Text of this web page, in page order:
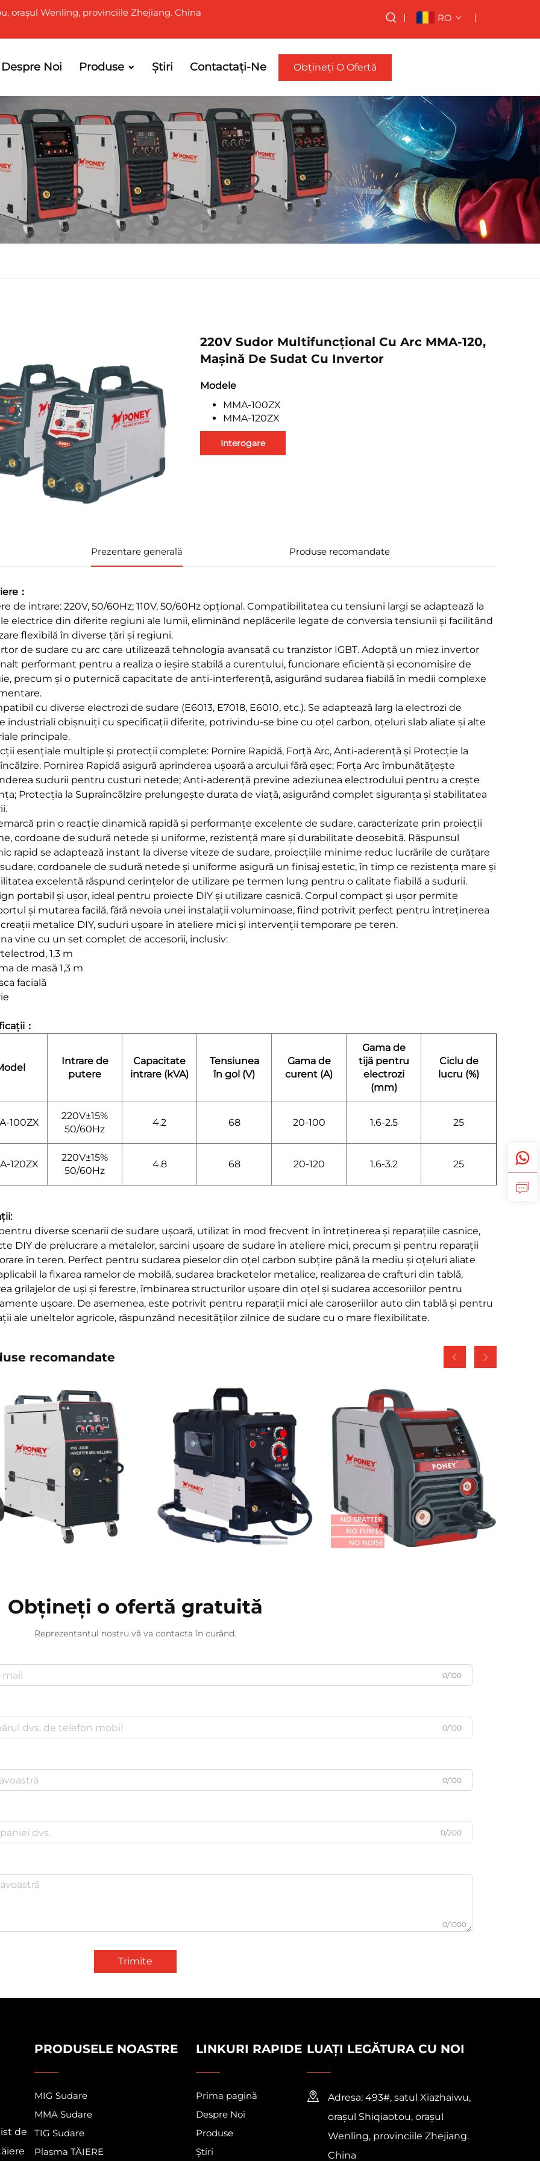
orașul Wenling, provinciile Zhejiang. China RO
Despre Noi Produse Știri Contactați-Ne Obțineți O Ofertă
220V Sudor Multifuncțional Cu Arc MMA-120,
Mașină De Sudat Cu Invertor
Modele
MMA-100ZX
MMA-120ZX
Interogare
Prezentare generală Produse recomandate
：
de intrare: 220V, 50/60Hz; 110V, 50/60Hz opțional. Compatibilitatea cu tensiuni largi se adaptează la
electrice din diferite regiuni ale lumii, eliminând neplăcerile legate de conversia tensiunii și facilitând
flexibilă în diverse țări și regiuni.
de sudare cu arc care utilizează tehnologia avansată cu tranzistor IGBT. Adoptă un miez invertor
performant pentru a realiza o ieșire stabilă a curentului, funcionare eficientă și economisire de
precum și o puternică capacitate de anti-interferență, asigurând sudarea fiabilă în medii complexe
cu diverse electrozi de sudare (E6013, E7018, E6010, etc.). Se adaptează larg la electrozi de
industriali obișnuiți cu specificații diferite, potrivindu-se bine cu oțel carbon, oțeluri slab aliate și alte
principale.
esențiale multiple și protecții complete: Pornire Rapidă, Forță Arc, Anti-aderență și Protecție la
Pornirea Rapidă asigură aprinderea ușoară a arcului fără eșec; Forța Arc îmbunătățește
sudurii pentru custuri netede; Anti-aderență previne adeziunea electrodului pentru a crește
Protecția la Supraîncălzire prelungește durata de viață, asigurând complet siguranța și stabilitatea
prin o reacție dinamică rapidă și performanțe excelente de sudare, caracterizate prin proiecții
cordoane de sudură netede și uniforme, rezistență mare și durabilitate deosebită. Răspunsul
rapid se adaptează instant la diverse viteze de sudare, proiecțiile minime reduc lucrările de curățare
cordoanele de sudură netede și uniforme asigură un finisaj estetic, în timp ce rezistența mare și
excelentă răspund cerințelor de utilizare pe termen lung pentru o calitate fiabilă a sudurii.
portabil și ușor, ideal pentru proiecte DIY și utilizare casnică. Corpul compact și ușor permite
și mutarea facilă, fără nevoia unei instalații voluminoase, fiind potrivit perfect pentru întreținerea
creații metalice DIY, suduri ușoare în ateliere mici și intervenții temporare pe teren.
vine cu un set complet de accesorii, inclusiv:
1,3 m
de masă 1,3 m
facială
：
Intrare de
putere
Capacitate
intrare (kVA)
Tensiunea
în gol (V)
Gama de
curent (A)
Gama de
tijă pentru
electrozi
(mm)
Ciclu de
lucru (%)
100ZX
220V±15%
50/60Hz
4.2 68 20-100 1.6-2.5 25
120ZX
220V±15%
50/60Hz
4.8 68 20-120 1.6-3.2 25
diverse scenarii de sudare ușoară, utilizat în mod frecvent în întreținerea și reparațiile casnice,
DIY de prelucrare a metalelor, sarcini ușoare de sudare în ateliere mici, precum și pentru reparații
în teren. Perfect pentru sudarea pieselor din oțel carbon subțire până la mediu și oțeluri aliate
la fixarea ramelor de mobilă, sudarea bracketelor metalice, realizarea de crafturi din tablă,
grilajelor de uși și ferestre, îmbinarea structurilor ușoare din oțel și sudarea accesoriilor pentru
ușoare. De asemenea, este potrivit pentru reparații mici ale caroseriilor auto din tablă și pentru
ale uneltelor agricole, răspunzând necesităților zilnice de sudare cu o mare flexibilitate.
recomandate
Obțineți o ofertă gratuită
Reprezentantul nostru vă va contacta în curând.
0/100
0/100
0/100
0/200
0/1000
Trimite
de
PRODUSELE NOASTRE
MIG Sudare
MMA Sudare
TIG Sudare
Plasma TĂIERE
LINKURI RAPIDE
Prima pagină
Despre Noi
Produse
Știri
LUAȚI LEGĂTURA CU NOI
Adresa: 493#, satul Xiazhaiwu,
orașul Shiqiaotou, orașul
Wenling, provinciile Zhejiang.
China